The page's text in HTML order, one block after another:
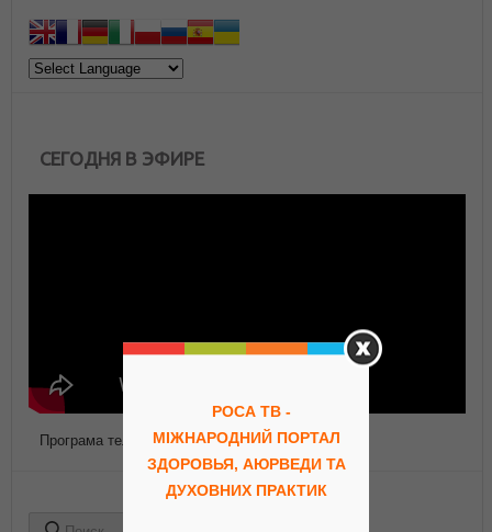
СЕГОДНЯ В ЭФИРЕ
Програма телепередач Роса ТВ
РОСА ТВ -
МІЖНАРОДНИЙ ПОРТАЛ
ЗДОРОВЬЯ, АЮРВЕДИ ТА
ДУХОВНИХ ПРАКТИК